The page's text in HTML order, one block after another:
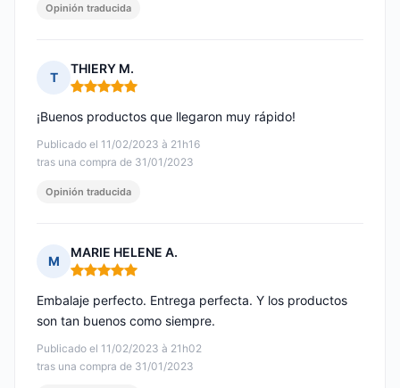
Opinión traducida
T
THIERY M.
Nota: 5 de 5
Publicado el 11/02/2023 à 21h16
tras una compra de 31/01/2023
¡Buenos productos que llegaron muy rápido!
Opinión traducida
M
MARIE HELENE A.
Nota: 5 de 5
Publicado el 11/02/2023 à 21h02
tras una compra de 31/01/2023
Embalaje perfecto. Entrega perfecta. Y los productos
son tan buenos como siempre.